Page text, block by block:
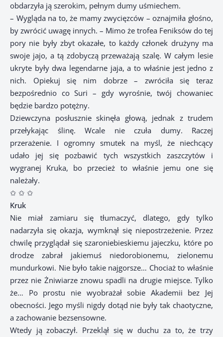
obdarzyła ją szerokim, pełnym dumy uśmiechem.
– Wygląda na to, że mamy zwycięzców – oznajmiła głośno,
by zwrócić uwagę innych. – Mimo że trofea Feniksów do tej
pory nie były zbyt okazałe, to każdy członek drużyny ma
swoje jajo, a tą zdobyczą przeważają szalę. W całym lesie
ukryte były dwa legendarne jaja, a to właśnie jest jedno z
nich. Opiekuj się nim dobrze – zwróciła się teraz
bezpośrednio co Suri – gdy wyrośnie, twój chowaniec
będzie bardzo potężny.
Dziewczyna posłusznie skinęła głową, jednak z trudem
przełykając ślinę. Wcale nie czuła dumy. Raczej
przerażenie. I ogromny smutek na myśl, że niechcący
udało jej się pozbawić tych wszystkich zaszczytów i
wygranej Kruka, bo przecież to właśnie jemu one się
należały.
✩ ✩ ✩
Kruk
Nie miał zamiaru się tłumaczyć, dlatego, gdy tylko
nadarzyła się okazja, wymknął się niepostrzeżenie. Przez
chwilę przyglądał się szaroniebieskiemu jajeczku, które po
drodze zabrał jakiemuś niedorobionemu, zielonemu
mundurkowi. Nie było takie najgorsze… Chociaż to właśnie
przez nie Żniwiarze znowu spadli na drugie miejsce. Tylko
że… Po prostu nie wyobrażał sobie Akademii bez Jej
obecności. Jego myśli nigdy dotąd nie były tak chaotyczne,
a zachowanie bezsensowne.
Wtedy ją zobaczył. Przeklął się w duchu za to, że trzy